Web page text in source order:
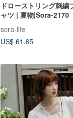
ドローストリング刺繍
ャツ | 夏物|Sora-2170
sora-life
US$ 61.65